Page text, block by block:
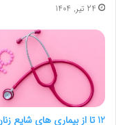
24 تیر, 1404
12 تا از بیماری های شایع